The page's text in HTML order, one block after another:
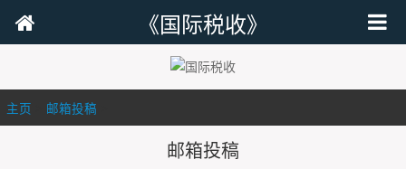
《国际税收》
主页 邮箱投稿
邮箱投稿